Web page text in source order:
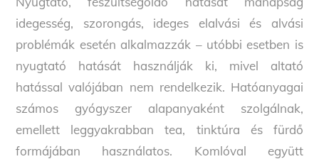
idegesség, szorongás, ideges elalvási és alvási
problémák esetén alkalmazzák – utóbbi esetben is
nyugtató hatását használják ki, mivel altató
hatással valójában nem rendelkezik. Hatóanyagai
számos gyógyszer alapanyaként szolgálnak,
emellett leggyakrabban tea, tinktúra és fürdő
formájában használatos. Komlóval együtt